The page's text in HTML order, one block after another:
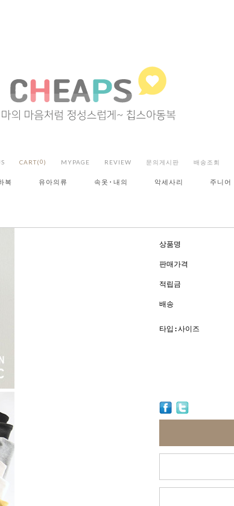
CART(0) MYPAGE REVIEW 문의게시판 배송조회
복 유아의류 속옷·내의 악세사리 주니어
상품명
판매가격
적립금
배송
타입:사이즈